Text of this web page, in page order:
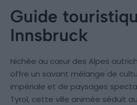
Guide
Innsbruck
Nichée au cœur des Alpes
offre un savant mélange de
impériale et de paysages
Tyrol, cette ville animée séduit